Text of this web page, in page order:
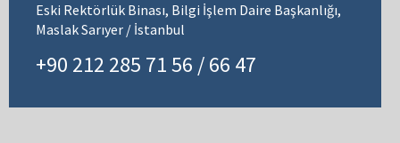
Eski Rektörlük Binası, Bilgi İşlem Daire Başkanlığı,
Maslak Sarıyer / İstanbul
+90 212 285 71 56 / 66 47